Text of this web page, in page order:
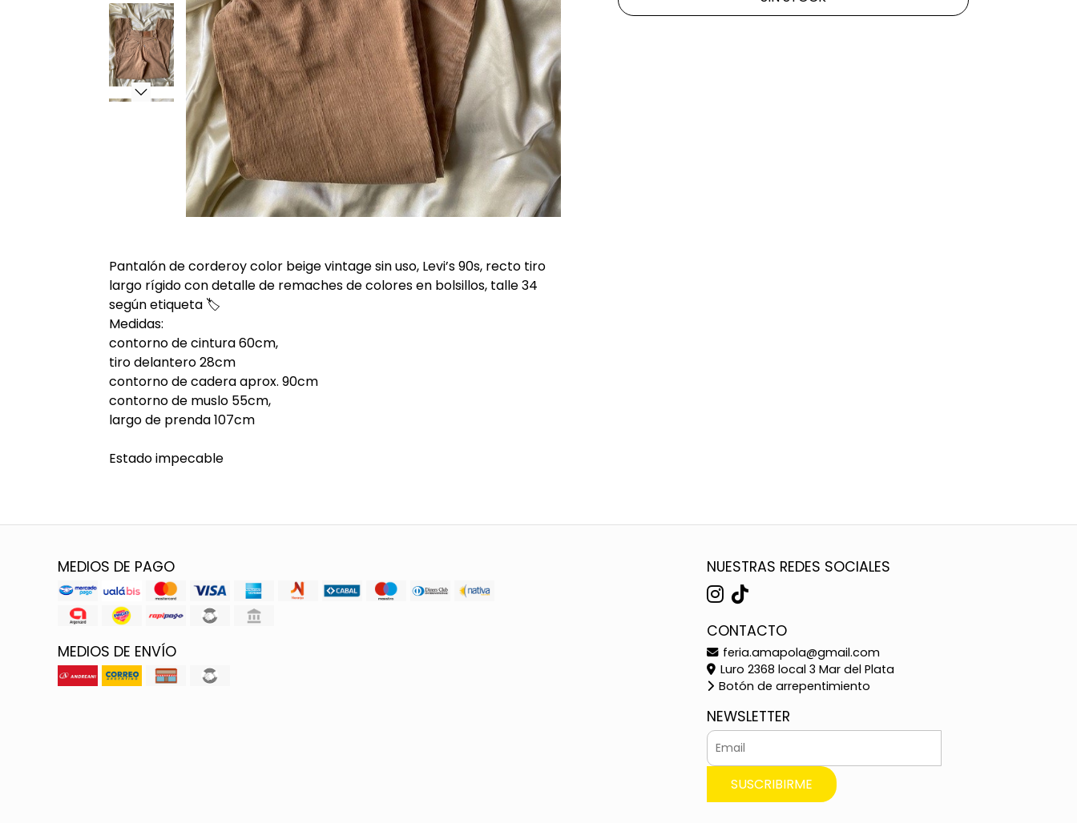
Pantalón de corderoy color beige vintage sin uso, Levi’s 90s, recto tiro
largo rígido con detalle de remaches de colores en bolsillos, talle 34
según etiqueta 🏷️
Medidas:
contorno de cintura 60cm,
tiro delantero 28cm
contorno de cadera aprox. 90cm
contorno de muslo 55cm,
largo de prenda 107cm
Estado impecable
MEDIOS DE PAGO
MEDIOS DE ENVÍO
NUESTRAS REDES SOCIALES
CONTACTO
feria.amapola@gmail.com
Luro 2368 local 3 Mar del Plata
Botón de arrepentimiento
NEWSLETTER
SUSCRIBIRME